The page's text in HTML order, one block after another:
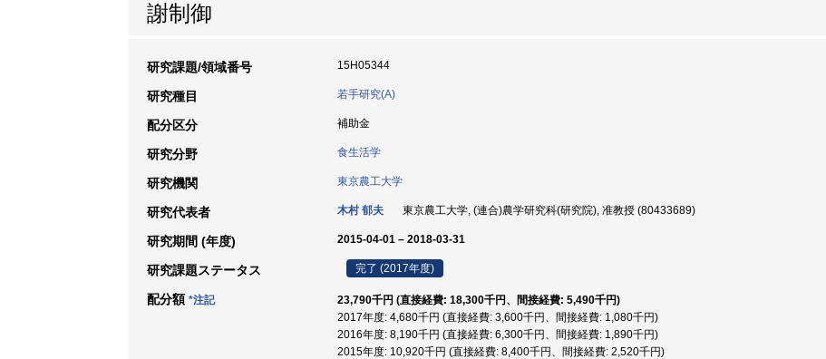
謝制御
研究課題/領域番号 15H05344
研究種目 若手研究(A)
配分区分 補助金
研究分野 食生活学
研究機関 東京農工大学
研究代表者 木村 郁夫 東京農工大学, (連合)農学研究科(研究院), 准教授 (80433689)
研究期間 (年度) 2015-04-01 – 2018-03-31
研究課題ステータス 完了 (2017年度)
配分額 *注記
23,790千円 (直接経費: 18,300千円、間接経費: 5,490千円)
2017年度: 4,680千円 (直接経費: 3,600千円、間接経費: 1,080千円)
2016年度: 8,190千円 (直接経費: 6,300千円、間接経費: 1,890千円)
2015年度: 10,920千円 (直接経費: 8,400千円、間接経費: 2,520千円)